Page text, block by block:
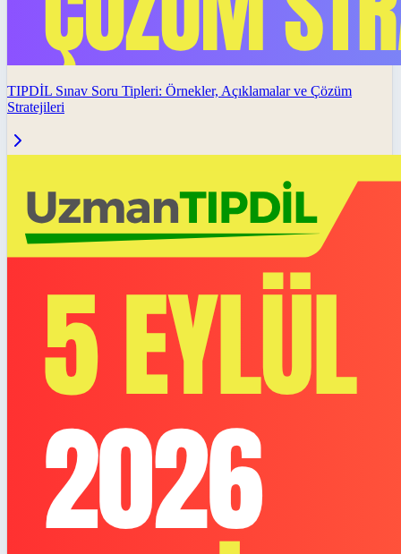
TIPDİL Sınav Soru Tipleri: Örnekler, Açıklamalar ve Çözüm
Stratejileri